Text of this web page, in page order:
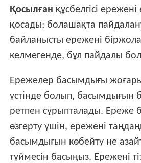
Қосылған құсбелгісі
қосады; болашақта
байланысты ережені
келмегенде, бұл пайдалы
Ережелер басымдығы
үстінде болып, басымдығын
ретпен сұрыпталады. Ереже
өзгерту үшін, ережені
басымдығын көбейту не
түймесін басыңыз. Ережені